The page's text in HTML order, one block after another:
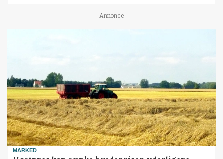
Annonce
MARKED